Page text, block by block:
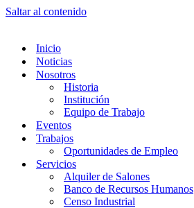
Saltar al contenido
Inicio
Noticias
Nosotros
Historia
Institución
Equipo de Trabajo
Eventos
Trabajos
Oportunidades de Empleo
Servicios
Alquiler de Salones
Banco de Recursos Humanos
Censo Industrial